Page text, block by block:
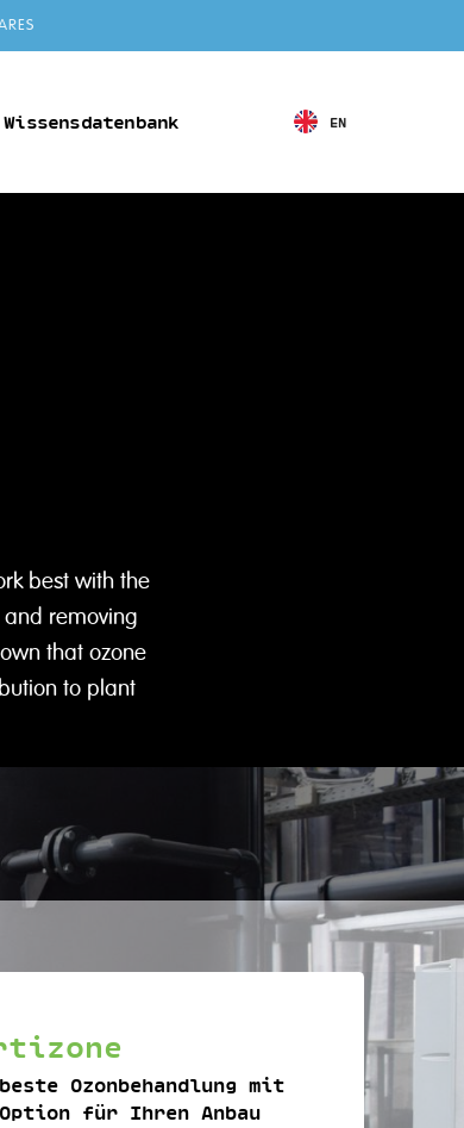
Wissensdatenbank EN
best with the
and removing
that ozone
to plant
Ozonbehandlung mit
Option für Ihren Anbau